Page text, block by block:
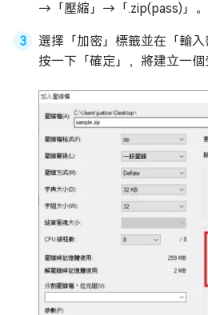
→「壓縮」→「.zip(pass)」。
選擇「加密」標籤並在「輸入
按一下「確定」，將建立一個